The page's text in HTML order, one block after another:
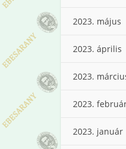
2023. május
2023. április
2023.
2023.
2023. január